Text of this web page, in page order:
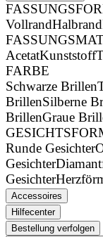
VollrandHalbrand
AcetatKunststoff
FARBE
Schwarze Brillen
BrillenSilberne
BrillenGraue
Runde Gesichter
Gesichter
Gesichter
Accessoires
Hilfecenter
Bestellung verfolgen